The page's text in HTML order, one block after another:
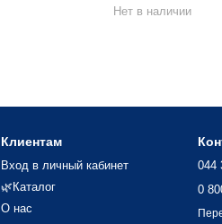
Нет в наличии
Клиентам
Вход в личный кабинет
🌿Каталог
О нас
044
0